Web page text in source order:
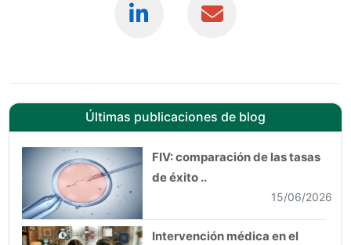
Últimas publicaciones de blog
FIV: comparación de las tasas
de éxito ..
15/06/2026
Intervención médica en el